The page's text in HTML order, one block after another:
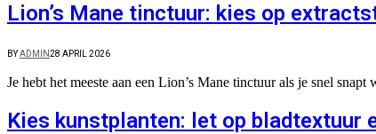
Lion’s Mane tinctuur: kies op
BYADMIN28 APRIL 2026
Je hebt het meeste aan een Lion’s Mane tinctuur als je snel
Kies kunstplanten: let op bladtextuur